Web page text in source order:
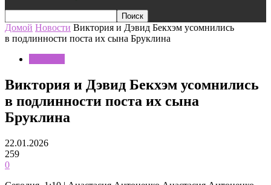
Домой Новости Виктория и Дэвид Бекхэм усомнились
в подлинности поста их сына Бруклина
Виктория и Дэвид Бекхэм усомнились
в подлинности поста их сына
Бруклина
22.01.2026
259
0